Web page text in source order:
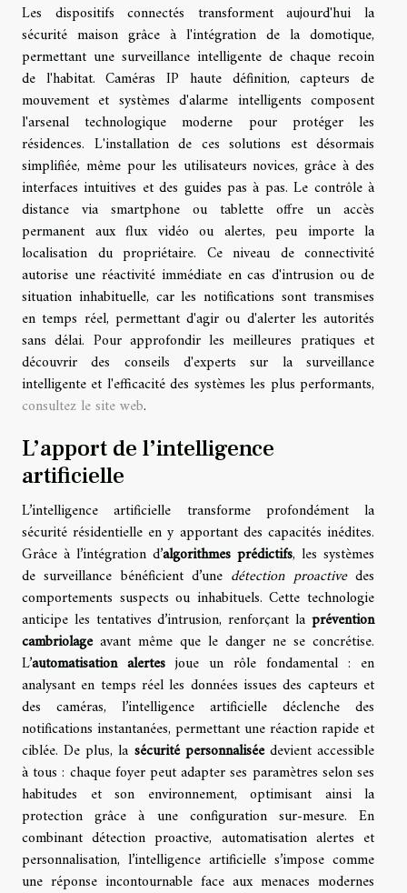
Les dispositifs connectés transforment aujourd'hui la
sécurité maison grâce à l'intégration de la domotique,
permettant une surveillance intelligente de chaque recoin
de l'habitat. Caméras IP haute définition, capteurs de
mouvement et systèmes d'alarme intelligents composent
l'arsenal technologique moderne pour protéger les
résidences. L'installation de ces solutions est désormais
simplifiée, même pour les utilisateurs novices, grâce à des
interfaces intuitives et des guides pas à pas. Le contrôle à
distance via smartphone ou tablette offre un accès
permanent aux flux vidéo ou alertes, peu importe la
localisation du propriétaire. Ce niveau de connectivité
autorise une réactivité immédiate en cas d'intrusion ou de
situation inhabituelle, car les notifications sont transmises
en temps réel, permettant d'agir ou d'alerter les autorités
sans délai. Pour approfondir les meilleures pratiques et
découvrir des conseils d'experts sur la surveillance
intelligente et l'efficacité des systèmes les plus performants,
consultez le site web.
L’apport de l’intelligence
artificielle
L’intelligence artificielle transforme profondément la
sécurité résidentielle en y apportant des capacités inédites.
Grâce à l’intégration d’algorithmes prédictifs, les systèmes
de surveillance bénéficient d’une détection proactivedes
comportements suspects ou inhabituels. Cette technologie
anticipe les tentatives d’intrusion, renforçant la prévention
cambriolageavant même que le danger ne se concrétise.
L’automatisation alertes joue un rôle fondamental : en
analysant en temps réel les données issues des capteurs et
des caméras, l’intelligence artificielle déclenche des
notifications instantanées, permettant une réaction rapide et
ciblée. De plus, la sécurité personnaliséedevient accessible
à tous : chaque foyer peut adapter ses paramètres selon ses
habitudes et son environnement, optimisant ainsi la
protection grâce à une configuration sur-mesure. En
combinant détection proactive, automatisation alertes et
personnalisation, l’intelligence artificielle s’impose comme
une réponse incontournable face aux menaces modernes